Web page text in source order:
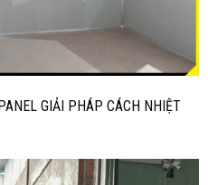
GIẢI PHÁP CÁCH NHIỆT